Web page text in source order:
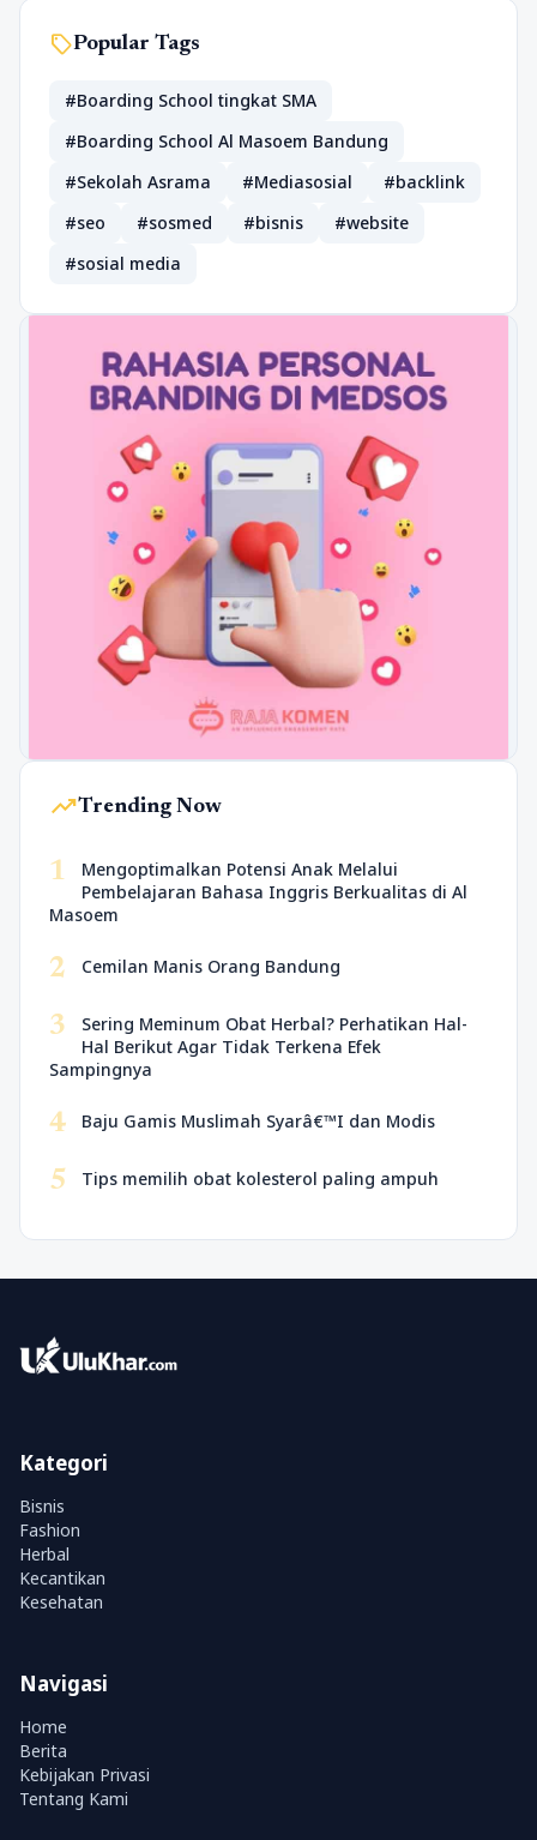
sellPopular Tags
#Boarding School tingkat SMA
#Boarding School Al Masoem Bandung
#Sekolah Asrama
#Mediasosial
#backlink
#seo
#sosmed #bisnis
#website
#sosial media
trending_upTrending Now
1
Mengoptimalkan Potensi Anak Melalui
Pembelajaran Bahasa Inggris Berkualitas di Al
Masoem
2 Cemilan Manis Orang Bandung
3
Sering Meminum Obat Herbal? Perhatikan Hal-
Hal Berikut Agar Tidak Terkena Efek
Sampingnya
4 Baju Gamis Muslimah Syarâ€™I dan Modis
5 Tips memilih obat kolesterol paling ampuh
Kategori
Bisnis
Fashion
Herbal
Kecantikan
Kesehatan
Navigasi
Home
Berita
Kebijakan Privasi
Tentang Kami